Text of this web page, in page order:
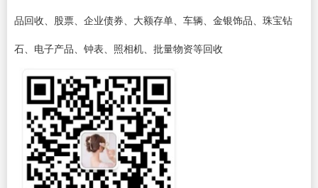
品回收、股票、企业债券、大额存单、车辆、金银饰品、珠宝钻
石、电子产品、钟表、照相机、批量物资等回收